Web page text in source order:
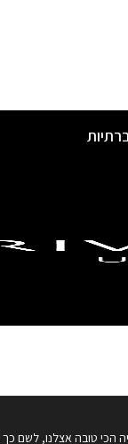
הכי טובה אצלנו, לשם